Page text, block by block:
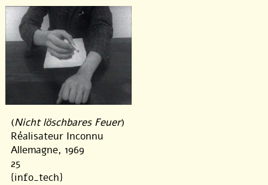
(Nicht löschbares Feuer)
Réalisateur Inconnu
Allemagne, 1969
25
{info_tech}